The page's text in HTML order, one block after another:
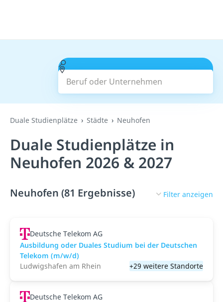
Beruf oder Unternehmen
Suchen
Duale Studienplätze Städte Neuhofen
Duale Studienplätze in
Neuhofen 2026 & 2027
Neuhofen (81 Ergebnisse) Filter anzeigen
Deutsche Telekom AG
Ausbildung oder Duales Studium bei der Deutschen
Telekom (m/w/d)
Ludwigshafen am Rhein
+29 weitere Standorte
Deutsche Telekom AG